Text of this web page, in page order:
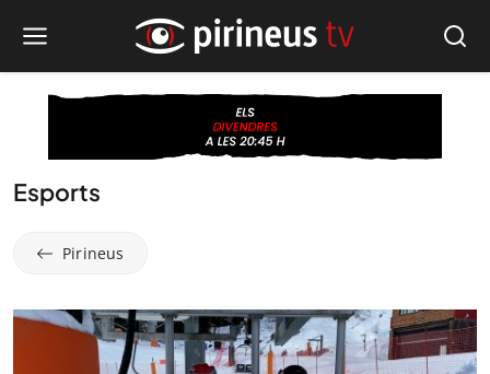
Esports
Pirineus